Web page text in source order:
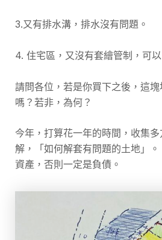
3.又有排水溝，排水沒有問題。
4. 住宅區，又沒有套繪管制，可
請問各位，若是你買下之後，這
嗎？若非，為何？
今年，打算花一年的時間，收集
解，「如何解套有問題的土地」
資產，否則一定是負債。